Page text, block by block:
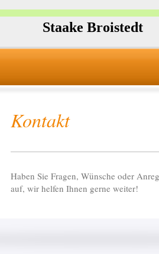
Staake Broistedt
Kontakt
Haben Sie Fragen, Wünsche oder
auf, wir helfen Ihnen gerne weiter!